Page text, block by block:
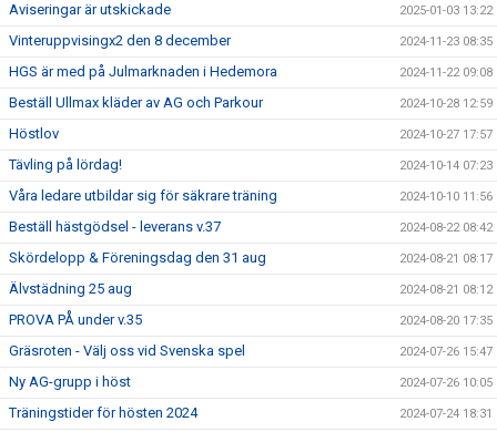
Aviseringar är utskickade 2025-01-03 13:22
Vinteruppvisingx2 den 8 december 2024-11-23 08:35
HGS är med på Julmarknaden i Hedemora 2024-11-22 09:08
Beställ Ullmax kläder av AG och Parkour 2024-10-28 12:59
Höstlov 2024-10-27 17:57
Tävling på lördag! 2024-10-14 07:23
Våra ledare utbildar sig för säkrare träning 2024-10-10 11:56
Beställ hästgödsel - leverans v.37 2024-08-22 08:42
Skördelopp & Föreningsdag den 31 aug 2024-08-21 08:17
Älvstädning 25 aug 2024-08-21 08:12
PROVA PÅ under v.35 2024-08-20 17:35
Gräsroten - Välj oss vid Svenska spel 2024-07-26 15:47
Ny AG-grupp i höst 2024-07-26 10:05
Träningstider för hösten 2024 2024-07-24 18:31